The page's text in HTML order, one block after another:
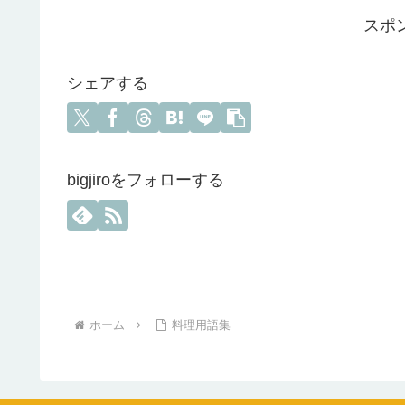
スポ
シェアする
bigjiroをフォローする
ホーム 料理用語集